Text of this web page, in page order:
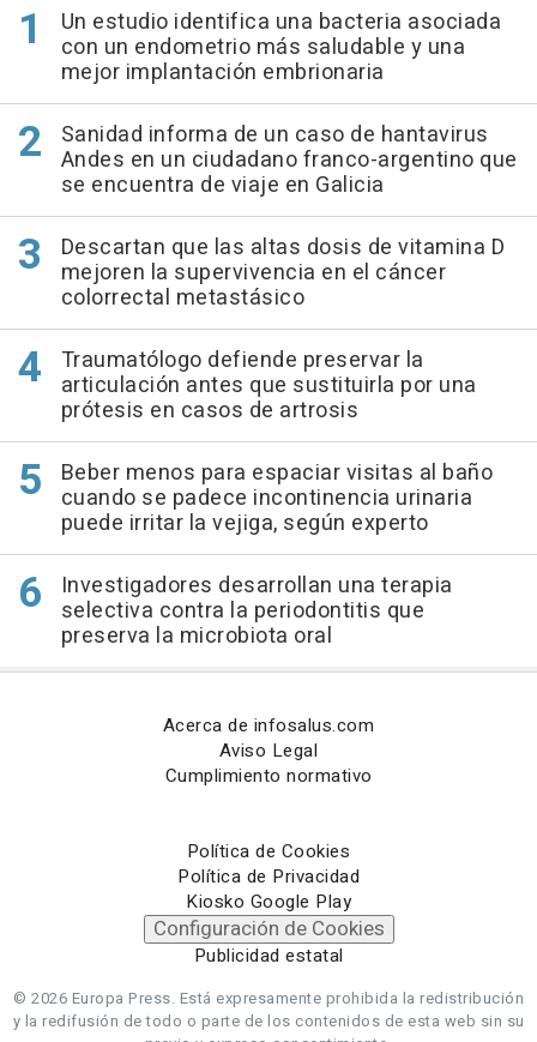
Un estudio identifica una bacteria asociada
con un endometrio más saludable y una
mejor implantación embrionaria
Sanidad informa de un caso de hantavirus
Andes en un ciudadano franco-argentino que
se encuentra de viaje en Galicia
Descartan que las altas dosis de vitamina D
mejoren la supervivencia en el cáncer
colorrectal metastásico
Traumatólogo defiende preservar la
articulación antes que sustituirla por una
prótesis en casos de artrosis
Beber menos para espaciar visitas al baño
cuando se padece incontinencia urinaria
puede irritar la vejiga, según experto
Investigadores desarrollan una terapia
selectiva contra la periodontitis que
preserva la microbiota oral
Acerca de infosalus.com
Aviso Legal
Cumplimiento normativo
Política de Cookies
Política de Privacidad
Kiosko Google Play
Configuración de Cookies
Publicidad estatal
© 2026 Europa Press. Está expresamente prohibida la redistribución
y la redifusión de todo o parte de los contenidos de esta web sin su